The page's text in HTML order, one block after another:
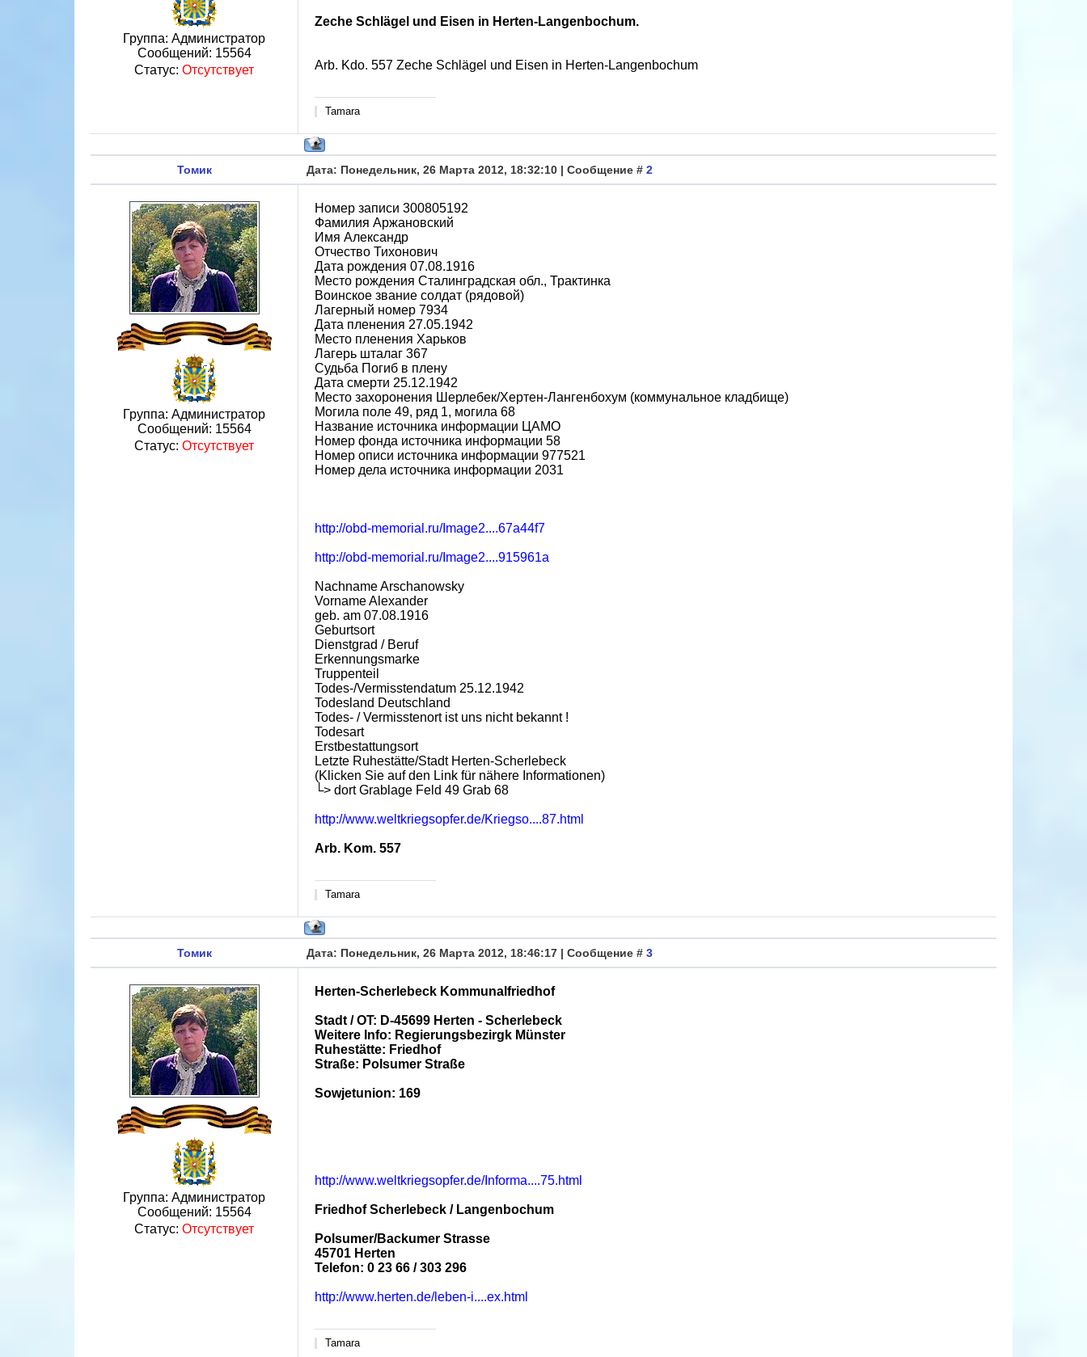
Группа: Администратор
Сообщений: 15564
Статус: Отсутствует
Zeche Schlägel und Eisen in Herten-Langenbochum.
Arb. Kdo. 557 Zeche Schlägel und Eisen in Herten-Langenbochum
Tamara
Томик Дата: Понедельник, 26 Марта 2012, 18:32:10 | Сообщение # 2
Группа: Администратор
Сообщений: 15564
Статус: Отсутствует
Номер записи 300805192
Фамилия Аржановский
Имя Александр
Отчество Тихонович
Дата рождения 07.08.1916
Место рождения Сталинградская обл., Трактинка
Воинское звание солдат (рядовой)
Лагерный номер 7934
Дата пленения 27.05.1942
Место пленения Харьков
Лагерь шталаг 367
Судьба Погиб в плену
Дата смерти 25.12.1942
Место захоронения Шерлебек/Хертен-Лангенбохум (коммунальное кладбище)
Могила поле 49, ряд 1, могила 68
Название источника информации ЦАМО
Номер фонда источника информации 58
Номер описи источника информации 977521
Номер дела источника информации 2031
http://obd-memorial.ru/Image2....67a44f7
http://obd-memorial.ru/Image2....915961a
Nachname Arschanowsky
Vorname Alexander
geb. am 07.08.1916
Geburtsort
Dienstgrad / Beruf
Erkennungsmarke
Truppenteil
Todes-/Vermisstendatum 25.12.1942
Todesland Deutschland
Todes- / Vermisstenort ist uns nicht bekannt !
Todesart
Erstbestattungsort
Letzte Ruhestätte/Stadt Herten-Scherlebeck
(Klicken Sie auf den Link für nähere Informationen)
└> dort Grablage Feld 49 Grab 68
http://www.weltkriegsopfer.de/Kriegso....87.html
Arb. Kom. 557
Tamara
Томик Дата: Понедельник, 26 Марта 2012, 18:46:17 | Сообщение # 3
Группа: Администратор
Сообщений: 15564
Статус: Отсутствует
Herten-Scherlebeck Kommunalfriedhof
Stadt / OT: D-45699 Herten - Scherlebeck
Weitere Info: Regierungsbezirgk Münster
Ruhestätte: Friedhof
Straße: Polsumer Straße
Sowjetunion: 169
http://www.weltkriegsopfer.de/Informa....75.html
Friedhof Scherlebeck / Langenbochum
Polsumer/Backumer Strasse
45701 Herten
Telefon: 0 23 66 / 303 296
http://www.herten.de/leben-i....ex.html
Tamara